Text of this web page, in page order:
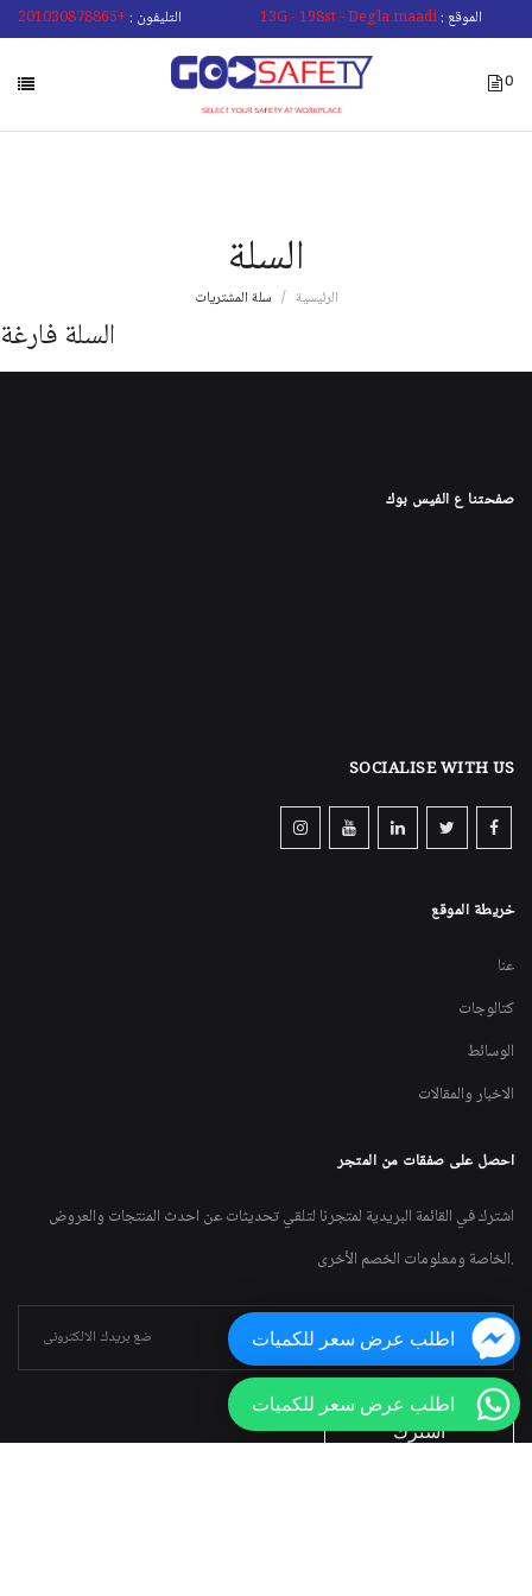
التليفون :+201030878865 الموقع :13G - 198st - Degla maadi
0
السلة
الرئيسية سلة المشتريات
السلة فارغة
صفحتنا ع الفيس بوك
SOCIALISE WITH US
خريطة الموقع
عنا
كتالوجات
الوسائط
الاخبار والمقالات
احصل على صفقات من المتجر
اشترك في القائمة البريدية لمتجرنا لتلقي تحديثات عن احدث المنتجات والعروض
الخاصة ومعلومات الخصم الأخرى.
اطلب عرض سعر للكميات
اطلب عرض سعر للكميات